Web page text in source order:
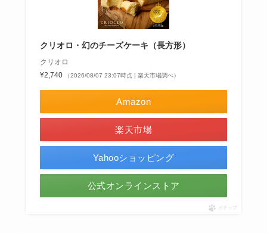
クリオロ・幻のチーズケーキ（長方形）
クリオロ
¥2,740
（2026/08/07 23:07時点 | 楽天市場調べ）
Amazon
楽天市場
Yahooショッピング
公式オンラインストア
ポチップ